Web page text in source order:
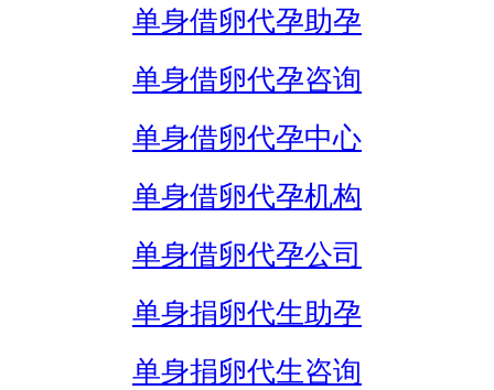
单身借卵代孕助孕
单身借卵代孕咨询
单身借卵代孕中心
单身借卵代孕机构
单身借卵代孕公司
单身捐卵代生助孕
单身捐卵代生咨询